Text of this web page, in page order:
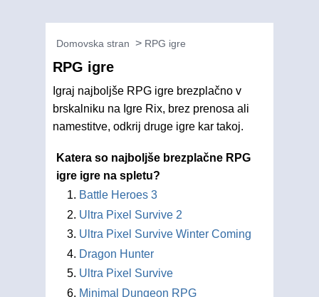
Domovska stran RPG igre
RPG igre
Igraj najboljše RPG igre brezplačno v
brskalniku na Igre Rix, brez prenosa ali
namestitve, odkrij druge igre kar takoj.
Katera so najboljše brezplačne RPG
igre igre na spletu?
Battle Heroes 3
Ultra Pixel Survive 2
Ultra Pixel Survive Winter Coming
Dragon Hunter
Ultra Pixel Survive
Minimal Dungeon RPG